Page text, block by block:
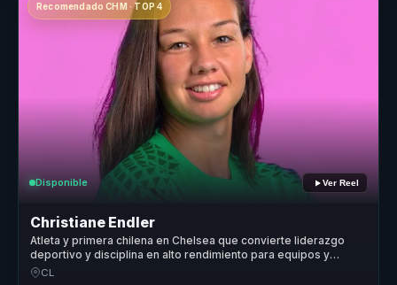
Recomendado CHM · TOP 4
Disponible Ver Reel
Christiane Endler
Atleta y primera chilena en Chelsea que convierte liderazgo
deportivo y disciplina en alto rendimiento para equipos y
empresas.
CL